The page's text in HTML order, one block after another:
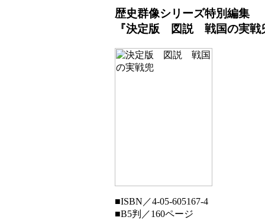
歴史群像シリーズ特別編集
『決定版 図説 戦国の実戦
■ISBN／4-05-605167-4
■B5判／160ページ